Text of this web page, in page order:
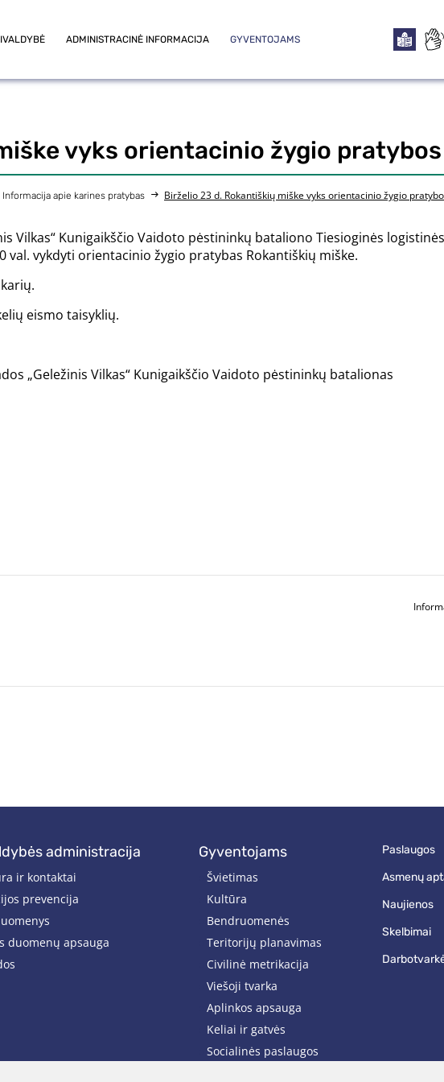
ADMINISTRACINĖ INFORMACIJA GYVENTOJAMS
vyks orientacinio žygio pratybos
Informacija apie karines pratybas Birželio 23 d. Rokantiškių miške vyks orientacinio žygio
Vilkas“ Kunigaikščio Vaidoto pėstininkų bataliono Tiesioginės
val. vykdyti orientacinio žygio pratybas Rokantiškių miške.
eismo taisyklių.
„Geležinis Vilkas“ Kunigaikščio Vaidoto pėstininkų batalionas
administracija
ir kontaktai
prevencija
duomenų apsauga
gyventojams
Švietimas
Kultūra
Bendruomenės
Teritorijų planavimas
Civilinė metrikacija
Viešoji tvarka
Aplinkos apsauga
Keliai ir gatvės
Socialinės paslaugos
paslaugos
asmenų
naujienos
skelbimai